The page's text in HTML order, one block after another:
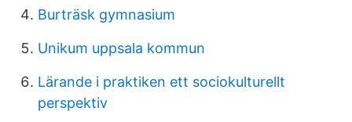
Burträsk gymnasium
Unikum uppsala kommun
Lärande i praktiken ett sociokulturellt
perspektiv